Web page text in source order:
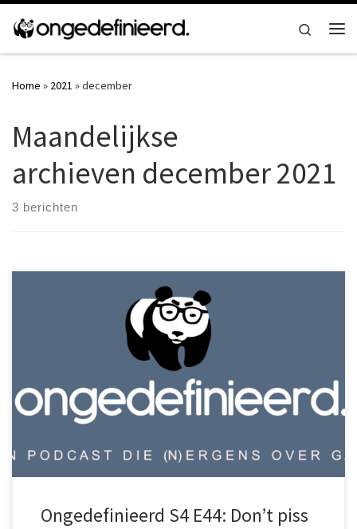
Ga naar inhoud
Search
Home » 2021 »december
Maandelijkse
archieven december 2021
3 berichten
We zijn weer eens met de hele club bij elkaar. Dat kun je horen
aan de vier stemmen en natuurlijk aan de chaos. Succes! Geef jij
ons genoeg sterren op Spotify? Een van de plekken waar je onze
podcast kunt luisteren is Spotify. Daar hebben ze een nieuwe
dienst want […]
Ongedefinieerd S4 E44: Don’t piss